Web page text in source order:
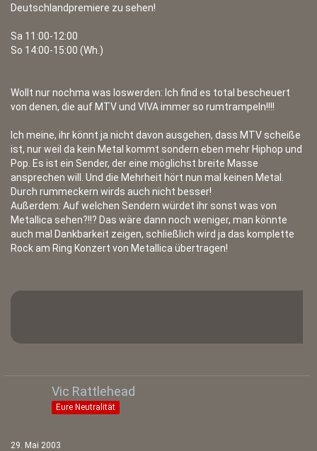
Deutschlandpremiere zu sehen!
Sa 11:00-12:00
So 14:00-15:00 (Wh.)
Wollt nur nochma was loswerden: Ich find es total bescheuert
von denen, die auf MTV und VIVA immer so rumtrampeln!!!!
Ich meine, ihr könnt ja nicht davon ausgehen, dass MTV scheiße
ist, nur weil da kein Metal kommt sondern eben mehr Hiphop und
Pop. Es ist ein Sender, der eine möglichst breite Masse
ansprechen will. Und die Mehrheit hört nun mal keinen Metal.
Durch rummeckern wirds auch nicht besser!
Außerdem: Auf welchen Sendern würdet ihr sonst was von
Metallica sehen?!!? Das wäre dann noch weniger, man könnte
auch mal Dankbarkeit zeigen, schließlich wird ja das komplette
Rock am Ring Konzert von Metallica übertragen!
Vic Rattlehead
Eure Neutralität
29. Mai 2003